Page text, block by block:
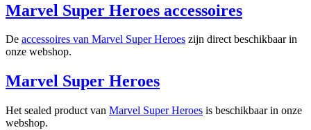
Marvel Super Heroes accessoires
De accessoires van Marvel Super Heroes zijn direct beschikbaar in
onze webshop.
Marvel Super Heroes
Het sealed product van Marvel Super Heroes is beschikbaar in onze
webshop.